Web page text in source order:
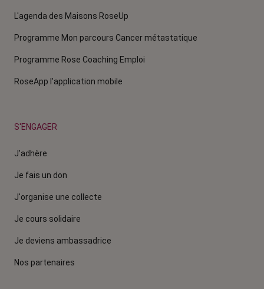
L'agenda des Maisons RoseUp
Programme Mon parcours Cancer métastatique
Programme Rose Coaching Emploi
RoseApp l’application mobile
S'ENGAGER
J'adhère
Je fais un don
J'organise une collecte
Je cours solidaire
Je deviens ambassadrice
Nos partenaires